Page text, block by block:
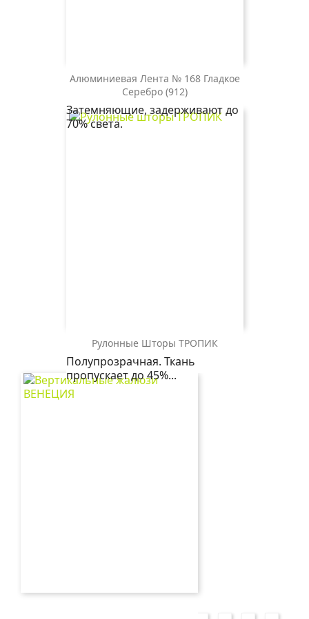
Алюминиевая Лента № 168 Гладкое
Серебро (912)
Затемняющие, задерживают до
70% света.
168
гладкое
серебро(912)
Рулонные Шторы ТРОПИК
Полупрозрачная. Ткань
пропускает до 45%...
ТРОПИК
0225
белый
ТРОПИК
1852
серый